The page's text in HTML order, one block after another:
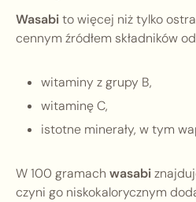
Wasabito więcej niż tylko
cennym źródłem składników
witaminy z grupy B,
witaminę C,
istotne minerały, w tym
W 100 gramach wasabi
czyni go niskokalorycznym